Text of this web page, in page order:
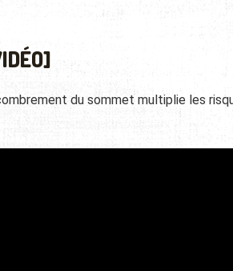
du sommet multiplie les